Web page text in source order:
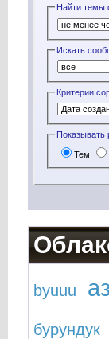
Найти темы
Искать
Критерии
Показывать
Тем
byuuu